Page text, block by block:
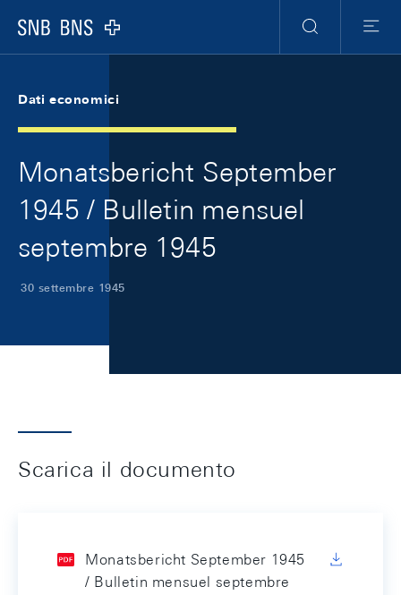
Logo
Ricerca
Menu
Dati economici
Monatsbericht September
1945 / Bulletin mensuel
septembre 1945
30 settembre 1945
Scarica il documento
Monatsbericht September 1945
/ Bulletin mensuel septembre